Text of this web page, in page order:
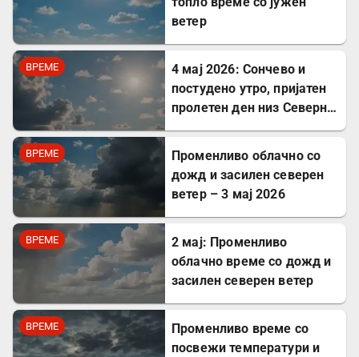
ветер
ВРЕМЕ
4 мај 2026: Сончево и
постудено утро, пријатен
пролетен ден низ Северна
ВРЕМЕ
Променливо облачно со
дожд и засилен северен
ветер – 3 мај 2026
ВРЕМЕ
2 мај: Променливо
облачно време со дожд и
засилен северен ветер
ВРЕМЕ
Променливо време со
посвежи температури и